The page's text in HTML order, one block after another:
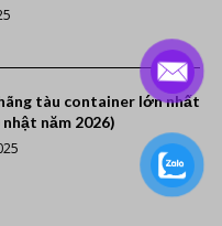
tàu container lớn nhất
năm 2026)